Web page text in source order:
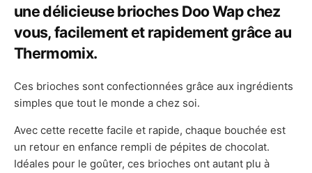
une délicieuse brioches Doo Wap chez
vous, facilement et rapidement grâce au
Thermomix.
Ces brioches sont confectionnées grâce aux ingrédients
simples que tout le monde a chez soi.
Avec cette recette facile et rapide, chaque bouchée est
un retour en enfance rempli de pépites de chocolat.
Idéales pour le goûter, ces brioches ont autant plu à